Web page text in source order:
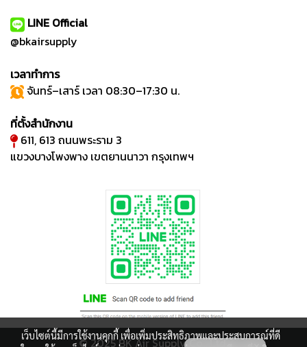
LINE Official
@bkairsupply
เวลาทำการ
จันทร์–เสาร์ เวลา 08:30–17:30 น.
ที่ตั้งสำนักงาน
611, 613 ถนนพระราม 3
แขวงบางโพงพาง เขตยานนาวา กรุงเทพฯ
© 2025 BK Air Supply Co., Ltd.
เว็บไซต์นี้มีการใช้งานคุกกี้ เพื่อเพิ่มประสิทธิภาพและประสบการณ์ที่ดี